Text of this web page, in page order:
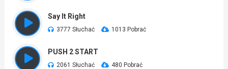
Say It Right
3777 Słuchać 1013 Pobrać
PUSH 2 START
2061 Słuchać 480 Pobrać